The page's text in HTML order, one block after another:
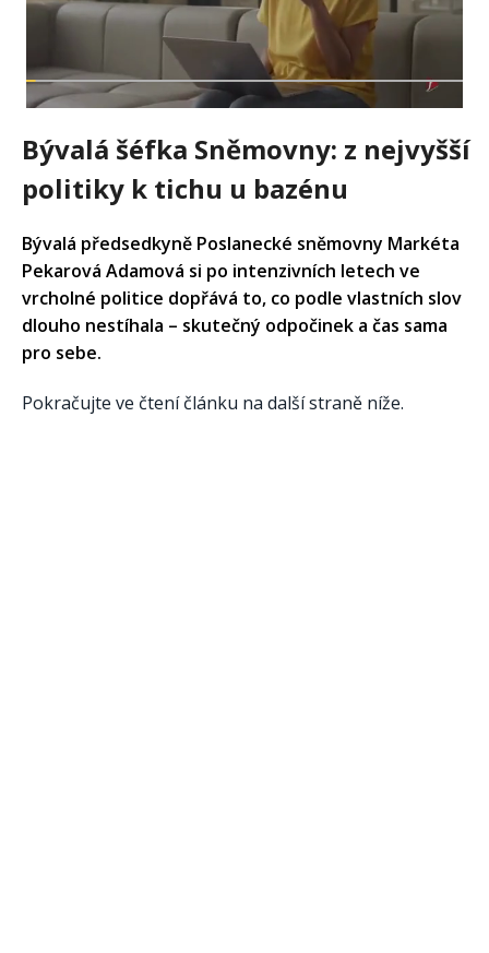
Bývalá šéfka Sněmovny: z nejvyšší
politiky k tichu u bazénu
Bývalá předsedkyně Poslanecké sněmovny Markéta
Pekarová Adamová si po intenzivních letech ve
vrcholné politice dopřává to, co podle vlastních slov
dlouho nestíhala – skutečný odpočinek a čas sama
pro sebe.
Pokračujte ve čtení článku na další straně níže.